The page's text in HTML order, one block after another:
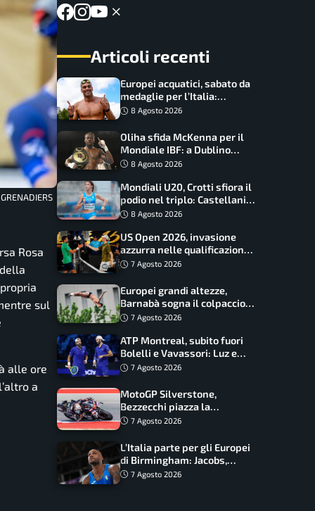
Rosa
sul
alle ore
a
Articoli recenti
Europei acquatici, sabato da
medaglie per l’Italia:
Paltrinieri guida la staffetta,
grandi altezze
8 Agosto 2026
Oliha sfida McKenna per il
Mondiale IBF: a Dublino
serve l’impresa nella tana
8 Agosto 2026
Mondiali U20, Crotti sfiora il
podio nel triplo: Castellani
da record, Succo in finale
8 Agosto 2026
US Open 2026, invasione
azzurra nelle qualificazioni:
17 italiani a caccia del main
7 Agosto 2026
Europei grandi altezze,
Barnabà sogna il colpaccio:
è leader a metà gara, Baraldi
7 Agosto 2026
ATP Montreal, subito fuori
Bolelli e Vavassori: Luz e
Matos fermano gli azzurri
7 Agosto 2026
MotoGP Silverstone,
Bezzecchi piazza la
zampata: Aprilia domina,
7 Agosto 2026
L’Italia parte per gli Europei
di Birmingham: Jacobs,
Tamberi e Battocletti
7 Agosto 2026